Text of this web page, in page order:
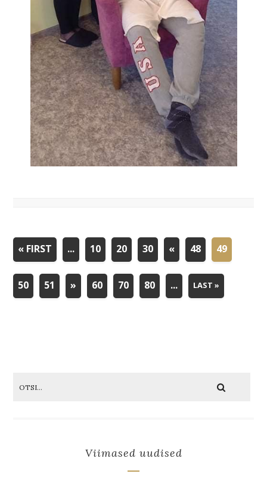
« FIRST ... 10 20 30 « 48 49
50 51 » 60 70 80 ... LAST »
Viimased uudised